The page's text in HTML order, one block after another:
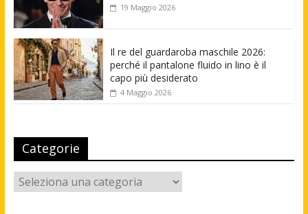
19 Maggio 2026
Il re del guardaroba maschile 2026:
perché il pantalone fluido in lino è il
capo più desiderato
4 Maggio 2026
Categorie
Categorie